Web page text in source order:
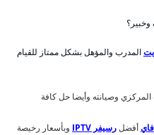
المدرب والمؤهل بشكل ممتاز للقيام
وصيانته وأيضا حل كافة
أفضلرسيفر IPTV
وبأسعار رخيصة